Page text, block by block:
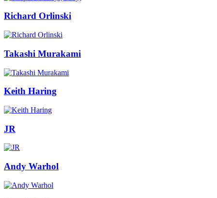
Richard Orlinski
Takashi Murakami
Keith Haring
JR
Andy Warhol